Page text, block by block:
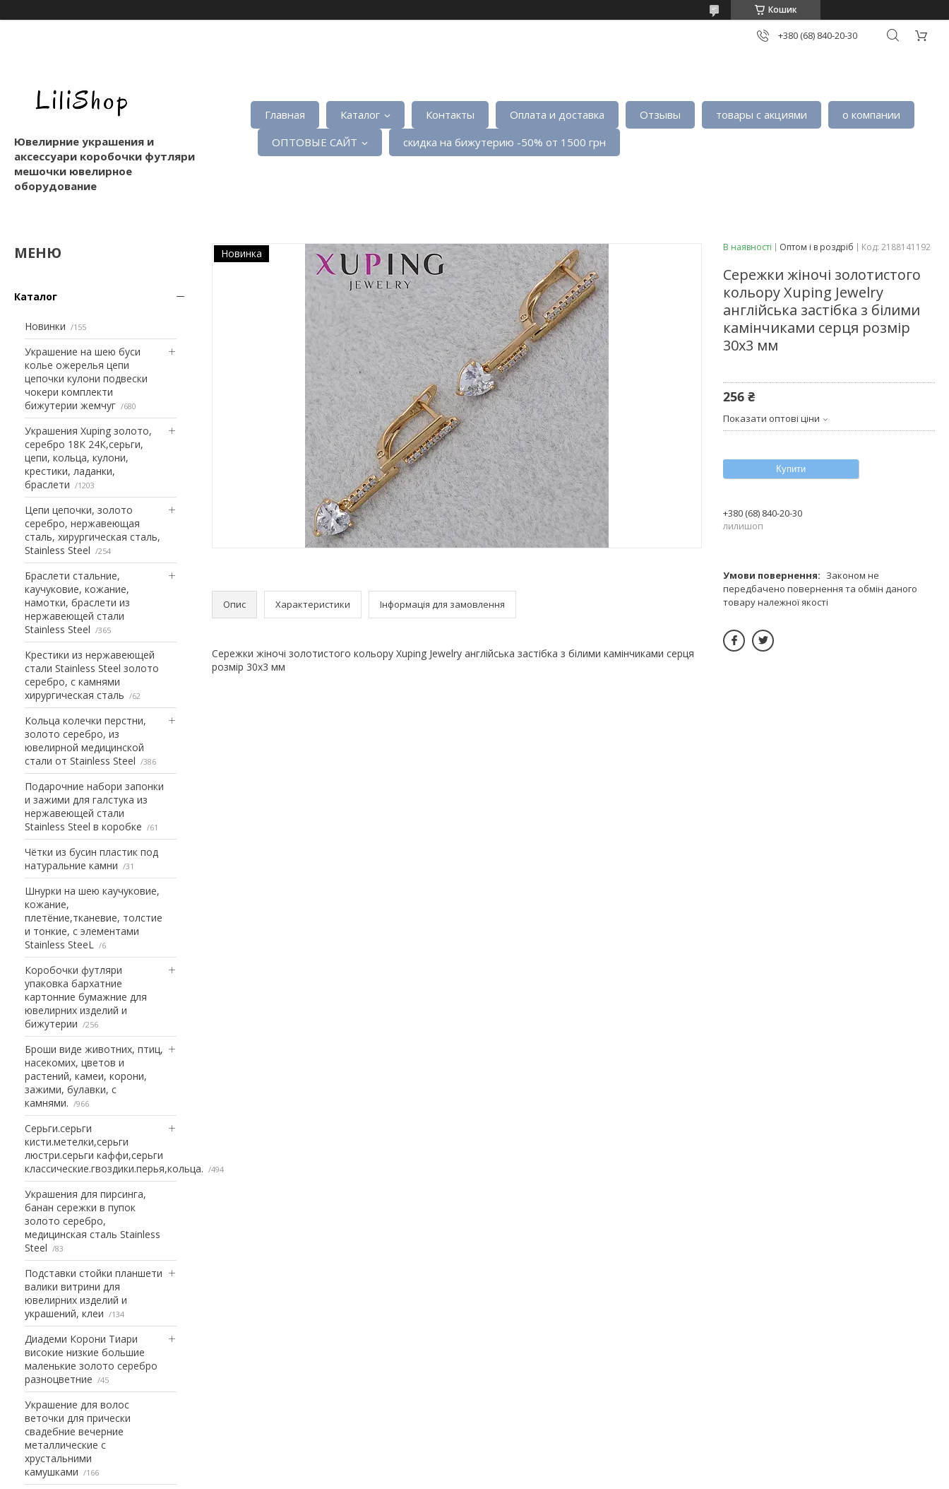
Кошик
+380 (68) 840-20-30
Ювелирние украшения и
аксессуари коробочки футляри
мешочки ювелирное
оборудование
Главная Каталог Контакты Оплата и доставка Отзывы товары с акциями
о компании
ОПТОВЫЕ САЙТ
скидка на бижутерию -50% от 1500 грн
Каталог
Новинки 155
Украшение на шею буси
колье ожерелья цепи
цепочки кулони подвески
чокери комплекти
бижутерии жемчуг
680
Украшения Xuping золото,
серебро 18К 24К,серьги,
цепи, кольца, кулони,
крестики, ладанки,
браслети
1203
Цепи цепочки, золото
серебро, нержавеющая
сталь, хирургическая сталь,
Stainless Steel
254
Браслети стальние,
каучуковие, кожание,
намотки, браслети из
нержавеющей стали
Stainless Steel
365
Крестики из нержавеющей
стали Stainless Steel золото
серебро, с камнями
хирургическая сталь
62
Кольца колечки перстни,
золото серебро, из
ювелирной медицинской
стали от Stainless Steel
386
Подарочние набори запонки
и зажими для галстука из
нержавеющей стали
Stainless Steel в коробке
61
Чётки из бусин пластик под
натуральние камни
31
Шнурки на шею каучуковие,
кожание,
плетёние,тканевие, толстие
и тонкие, с элементами
Stainless SteeL
6
Коробочки футляри
упаковка бархатние
картонние бумажние для
ювелирних изделий и
бижутерии
256
Броши виде животних, птиц,
насекомих, цветов и
растений, камеи, корони,
зажими, булавки, с
камнями.
966
Серьги.серьги
кисти.метелки,серьги
люстри.серьги каффи,серьги
классические.гвоздики.перья,кольца.
494
Украшения для пирсинга,
банан сережки в пупок
золото серебро,
медицинская сталь Stainless
Steel
83
Подставки стойки планшети
валики витрини для
ювелирних изделий и
украшений, клеи
134
Диадеми Корони Тиари
високие низкие большие
маленькие золото серебро
разноцветние
45
Украшение для волос
веточки для прически
свадебние вечерние
металлические с
хрустальними
камушками
166
Новинка
Опис Характеристики Інформація для замовлення
Сережки жіночі золотистого кольору Xuping Jewelry англійська застібка з білими камінчиками серця
розмір 30х3 мм
В наявності Оптом і в роздріб Код: 2188141192
Сережки жіночі золотистого
кольору Xuping Jewelry
англійська застібка з білими
камінчиками серця розмір
30х3 мм
256 ₴
Показати оптові ціни
Купити
+380 (68) 840-20-30
лилишоп
Законом не
передбачено повернення та обмін даного
товару належної якості